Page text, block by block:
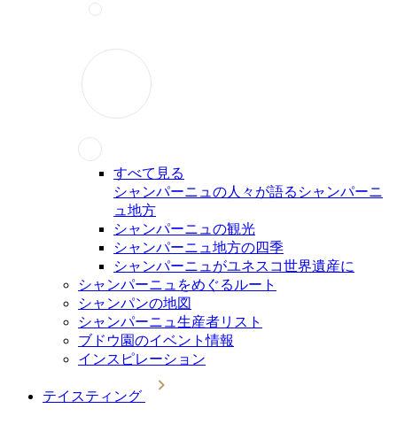
すべて見る
シャンパーニュの人々が語るシャンパーニ
ュ地方
シャンパーニュの観光
シャンパーニュ地方の四季
シャンパーニュがユネスコ世界遺産に
シャンパーニュをめぐるルート
シャンパンの地図
シャンパーニュ生産者リスト
ブドウ園のイベント情報
インスピレーション
テイスティング